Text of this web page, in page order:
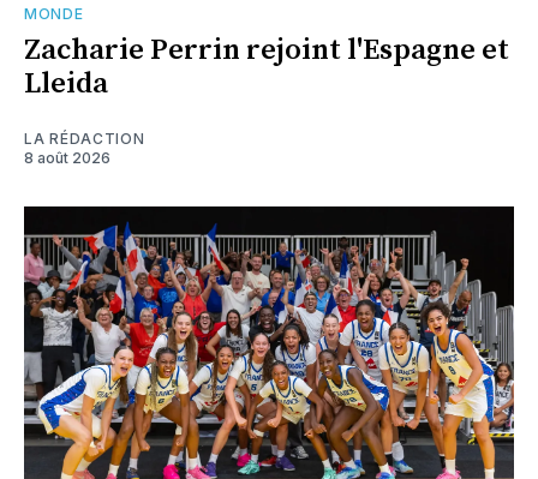
MONDE
Zacharie Perrin rejoint l'Espagne et
Lleida
LA RÉDACTION
8 août 2026